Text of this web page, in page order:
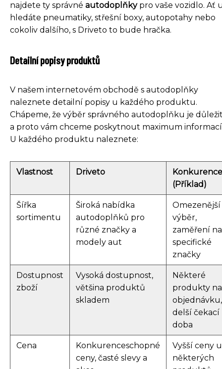
najdete ty správné autodoplňkypro vaše vozidlo. Ať
hledáte pneumatiky, střešní boxy, autopotahy nebo
cokoliv dalšího, s Driveto to bude hračka.
Detailní popisy produktů
V našem internetovém obchodě s autodoplňky
naleznete detailní popisy u každého produktu.
Chápeme, že výběr správného autodoplňku je
a proto vám chceme poskytnout maximum
U každého produktu naleznete:
Vlastnost Driveto
Konkurence
(Příklad)
Šířka
sortimentu
Široká nabídka
autodoplňků pro
různé značky a
modely aut
Omezenější
výběr,
zaměření na
specifické
značky
Dostupnost
zboží
Vysoká dostupnost,
většina produktů
skladem
Některé
produkty na
objednávku,
delší čekací
doba
Cena
Konkurenceschopné
ceny, časté slevy a
Vyšší ceny u
některých